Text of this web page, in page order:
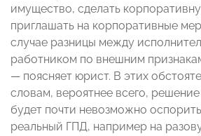
имущество, сделать
приглашать на корпоративные
случае разницы между
работником по внешним
— поясняет юрист. В этих
словам, вероятнее всего,
будет почти невозможно
реальный ГПД, например на